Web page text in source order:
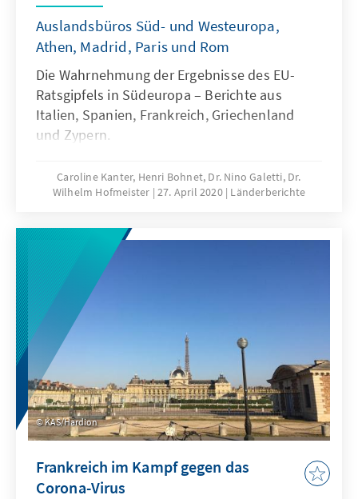
Auslandsbüros Süd- und Westeuropa,
Athen, Madrid, Paris und Rom
Die Wahrnehmung der Ergebnisse des EU-
Ratsgipfels in Südeuropa – Berichte aus
Italien, Spanien, Frankreich, Griechenland
und Zypern.
Caroline Kanter, Henri Bohnet, Dr. Nino Galetti, Dr.
Wilhelm Hofmeister 27. April 2020 Länderberichte
KAS/Hardion
Frankreich im Kampf gegen das
Corona-Virus